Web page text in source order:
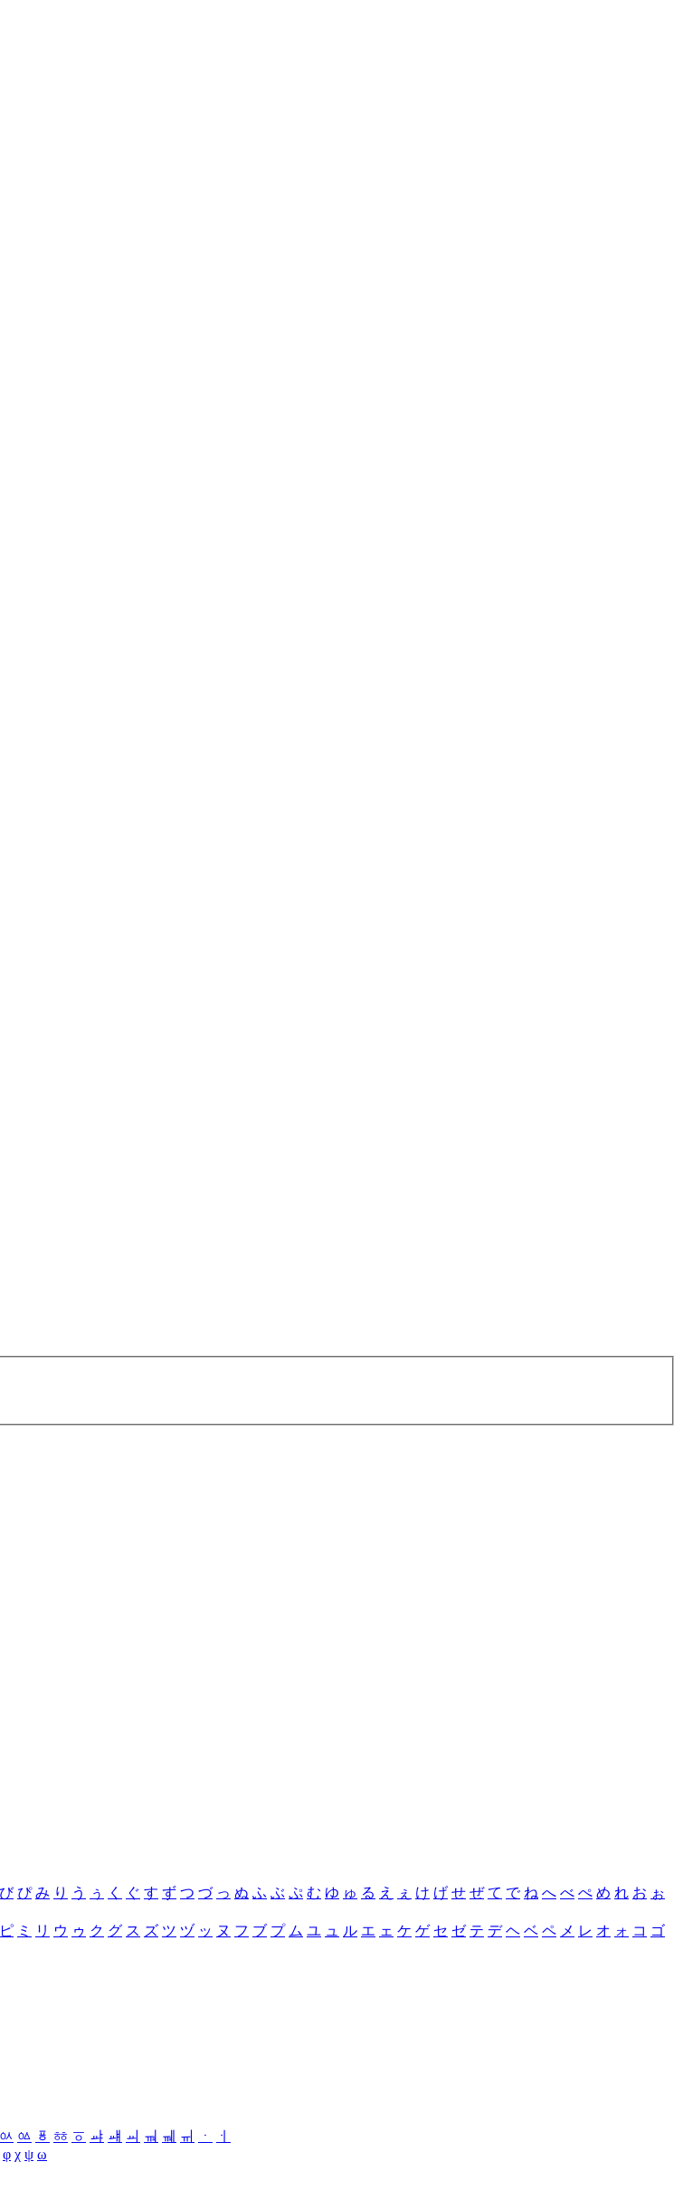
び ぴ み り う ぅ く ぐ す ず つ づ っ ぬ ふ ぶ ぷ む ゆ ゅ る え ぇ け げ せ ぜ て で ね へ べ ぺ め れ お ぉ
ピ ミ リ ウ ゥ ク グ ス ズ ツ ヅ ッ ヌ フ ブ プ ム ユ ュ ル エ ェ ケ ゲ セ ゼ テ デ ヘ ベ ペ メ レ オ ォ コ ゴ
ㆂ ㆃ ㆄ ㆅ ㆆ ㆇ ㆈ ㆉ ㆊ ㆋ ㆌ ㆍ
ㆎ
φ χ ψ ω